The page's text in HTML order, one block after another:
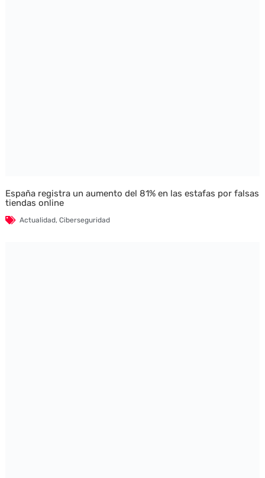
España registra un aumento del 81% en las estafas por falsas
tiendas online
Actualidad, Ciberseguridad